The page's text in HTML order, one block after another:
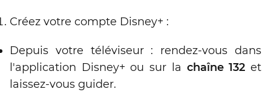
Créez votre compte Disney+ :
Depuis votre téléviseur : rendez-vous dans
l'application Disney+ ou sur la chaîne 132 et
laissez-vous guider.